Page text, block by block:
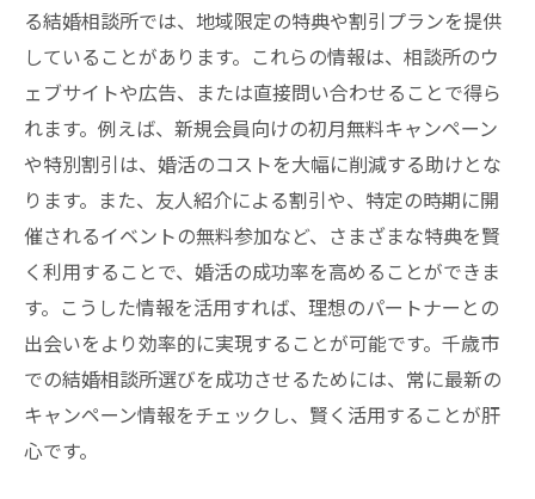
る結婚相談所では、地域限定の特典や割引プランを提供
していることがあります。これらの情報は、相談所のウ
ェブサイトや広告、または直接問い合わせることで得ら
れます。例えば、新規会員向けの初月無料キャンペーン
や特別割引は、婚活のコストを大幅に削減する助けとな
ります。また、友人紹介による割引や、特定の時期に開
催されるイベントの無料参加など、さまざまな特典を賢
く利用することで、婚活の成功率を高めることができま
す。こうした情報を活用すれば、理想のパートナーとの
出会いをより効率的に実現することが可能です。千歳市
での結婚相談所選びを成功させるためには、常に最新の
キャンペーン情報をチェックし、賢く活用することが肝
心です。